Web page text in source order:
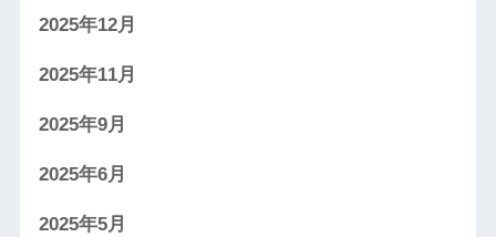
2025年12月
2025年11月
2025年9月
2025年6月
2025年5月